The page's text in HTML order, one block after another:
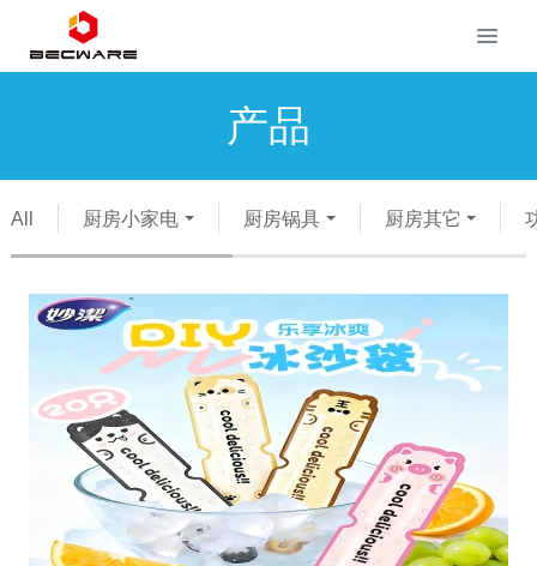
产品
All 厨房小家电 厨房锅具 厨房其它